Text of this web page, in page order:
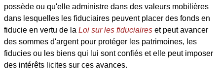
possède ou qu'elle administre dans des valeurs mobilières
dans lesquelles les fiduciaires peuvent placer des fonds en
fiducie en vertu de la Loi sur les fiduciaires et peut avancer
des sommes d'argent pour protéger les patrimoines, les
fiducies ou les biens qui lui sont confiés et elle peut imposer
des intérêts licites sur ces avances.